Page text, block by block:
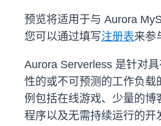
预览将适用于与 Aurora
您可以通过填写注册表来参
Aurora Serverless 是针对
性的或不可预测的工作负载
例包括在线游戏、少量的博
程序以及无需持续运行的开